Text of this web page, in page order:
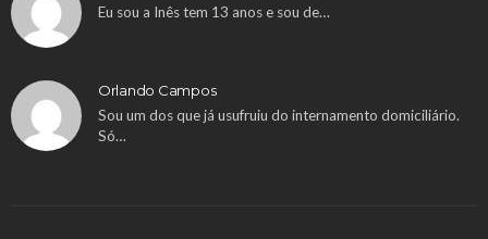
Eu sou a Inês tem 13 anos e sou de…
Orlando Campos
Sou um dos que já usufruiu do internamento domiciliário.
Só…